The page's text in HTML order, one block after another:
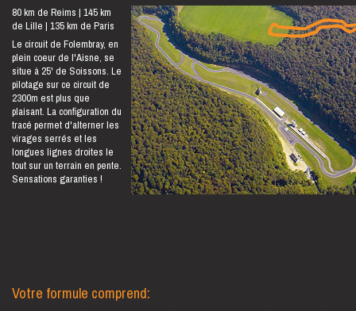
80 km de Reims 145 km
de Lille 135 km de Paris
Le circuit de Folembray, en
plein coeur de l'Aisne, se
situe à 25' de Soissons. Le
pilotage sur ce circuit de
2300m est plus que
plaisant. La configuration du
tracé permet d'alterner les
virages serrés et les
longues lignes droites le
tout sur un terrain en pente.
Sensations garanties !
Votre formule comprend: